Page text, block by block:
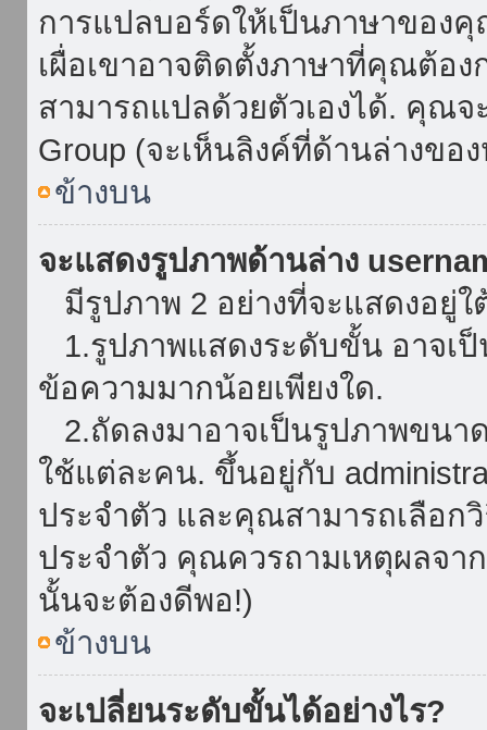
การแปลบอร์ดให้เป็นภาษาของ
เผื่อเขาอาจติดตั้งภาษาที่คุณต้อ
สามารถแปลด้วยตัวเองได้. คุณจ
Group (จะเห็นลิงค์ที่ด้านล่างขอ
ข้างบน
จะแสดงรูปภาพด้านล่าง
มีรูปภาพ 2 อย่างที่จะแสดงอยู่ใ
1.รูปภาพแสดงระดับขั้น อาจเ
ข้อความมากน้อยเพียงใด.
2.ถัดลงมาอาจเป็นรูปภาพขนา
ใช้แต่ละคน. ขึ้นอยู่กับ
ประจำตัว และคุณสามารถเลือก
ประจำตัว คุณควรถามเหตุผลจา
นั้นจะต้องดีพอ!)
ข้างบน
จะเปลี่ยนระดับขั้นได้อย่างไร?